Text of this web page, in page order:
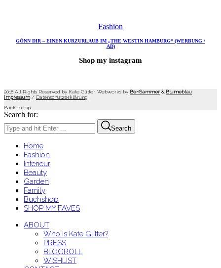
Fashion
GÖNN DIR – EINEN KURZURLAUB IM „THE WESTIN HAMBURG“ (WERBUNG /
AD)
Shop my instagram
2018 All Rights Reserved by Kate Glitter. Webworks by BenSammer & Blumeblau
Impressum/ Datenschutzerklärung
Back to top
Search for:
Search
Home
Fashion
Interieur
Beauty
Garden
Family
Buchshop
SHOP MY FAVES
ABOUT
Who is Kate Glitter?
PRESS
BLOGROLL
WISHLIST